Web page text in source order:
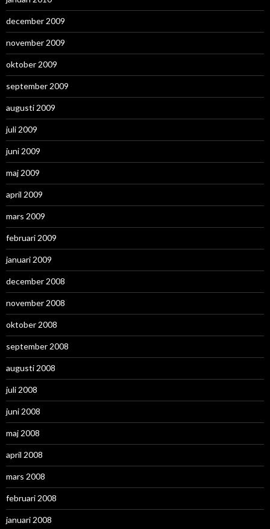
december 2009
november 2009
oktober 2009
september 2009
augusti 2009
juli 2009
juni 2009
maj 2009
april 2009
mars 2009
februari 2009
januari 2009
december 2008
november 2008
oktober 2008
september 2008
augusti 2008
juli 2008
juni 2008
maj 2008
april 2008
mars 2008
februari 2008
januari 2008